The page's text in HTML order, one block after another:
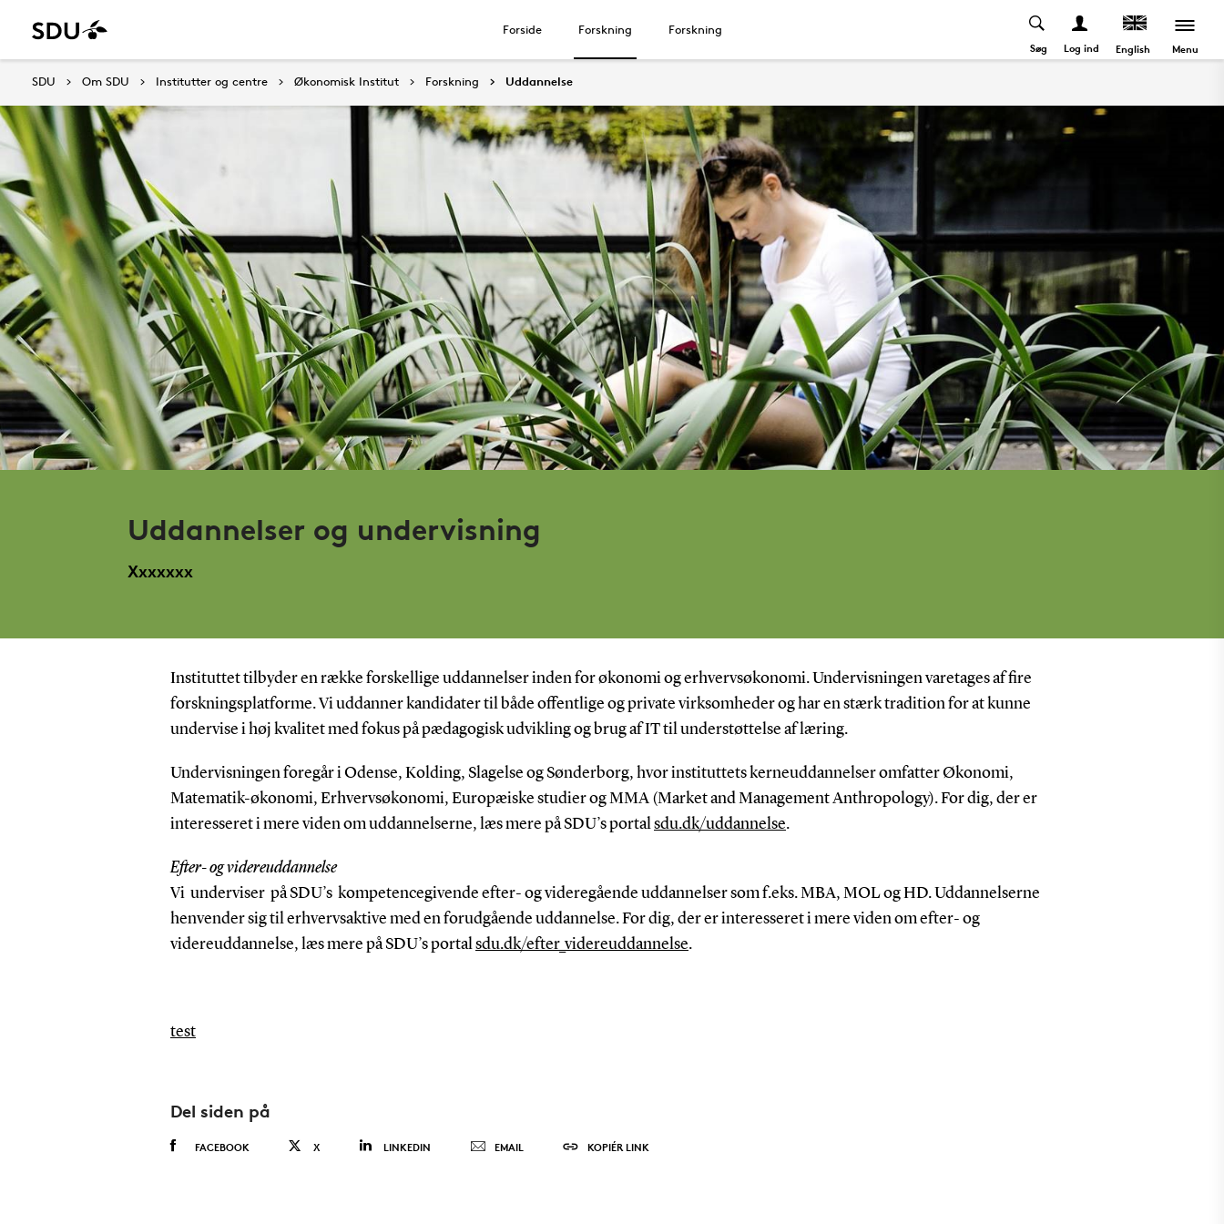
Forside Forskning Forskning
Søg Log ind English Menu
SDU Om SDU Institutter og centre Økonomisk Institut Forskning Uddannelse
Uddannelser og undervisning
Xxxxxxx
Instituttet tilbyder en række forskellige uddannelser inden for økonomi og erhvervsøkonomi. Undervisningen varetages af fire
forskningsplatforme. Vi uddanner kandidater til både offentlige og private virksomheder og har en stærk tradition for at kunne
undervise i høj kvalitet med fokus på pædagogisk udvikling og brug af IT til understøttelse af læring.
Undervisningen foregår i Odense, Kolding, Slagelse og Sønderborg, hvor instituttets kerneuddannelser omfatter Økonomi,
Matematik-økonomi, Erhvervsøkonomi, Europæiske studier og MMA (Market and Management Anthropology). For dig, der er
interesseret i mere viden om uddannelserne, læs mere på SDU’s portal sdu.dk/uddannelse.
Efter- og videreuddannelse
Vi underviser på SDU’s kompetencegivende efter- og videregående uddannelser som f.eks. MBA, MOL og HD. Uddannelserne
henvender sig til erhvervsaktive med en forudgående uddannelse. For dig, der er interesseret i mere viden om efter- og
videreuddannelse, læs mere på SDU’s portal sdu.dk/efter_videreuddannelse.
test
Del siden på
FACEBOOK X LINKEDIN EMAIL KOPIÉR LINK